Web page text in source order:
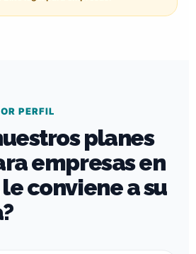
PERFIL
planes
empresas en
conviene a su